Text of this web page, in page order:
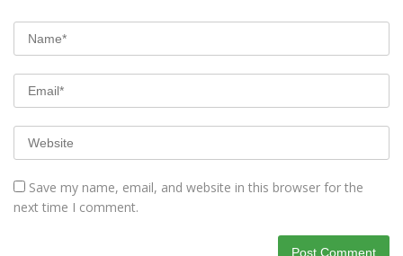
Save my name, email, and website in this browser for the
next time I comment.